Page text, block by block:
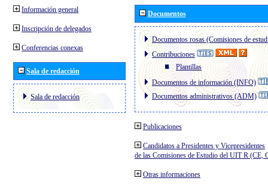
Información general
Inscripción de delegados
Conferencias conexas
Sala de redacción
Sala de redacción
Documentos
Documentos rosas (Comisiones de
Contribuciones
Plantillas
Documentos de información (INFO)
Documentos administrativos (ADM)
Publicaciones
Candidatos a Presidentes y Vicepresidentes
de las Comisiones de Estudio del UIT R (CE,
Otras informaciones